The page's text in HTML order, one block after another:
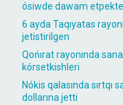
ósiwde dawam etpekte
6 ayda Taqıyatas
jetistirilgen
Qońırat rayonında
kórsetkishleri
Nókis qalasında sırtqı
dollarına jetti